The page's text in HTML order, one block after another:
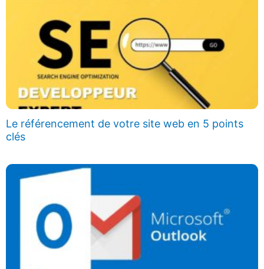
Le référencement de votre site web en 5 points
clés